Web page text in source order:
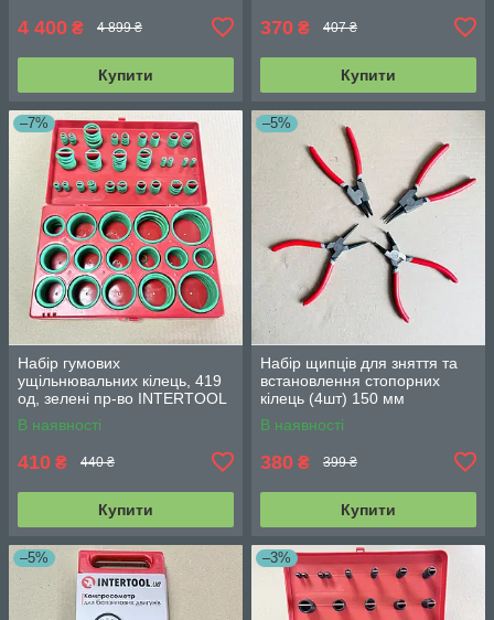
4 400 ₴ 4 899 ₴
Купити
370 ₴ 407 ₴
Купити
–7%
Набір гумових
ущільнювальних кілець, 419
од, зелені пр-во INTERTOOL
AT-5419
В наявності
410 ₴ 440 ₴
Купити
–5%
Набір щипців для зняття та
встановлення стопорних
кілець (4шт) 150 мм
INTERTOOL HT-7001
В наявності
380 ₴ 399 ₴
Купити
–5% –3%